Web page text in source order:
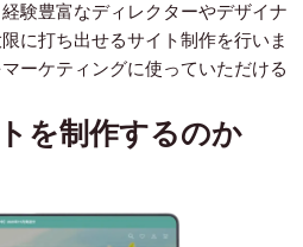
験豊富なディレクターやデザイナ
に打ち出せるサイト制作を行いま
ーケティングに使っていただける
を制作するのか